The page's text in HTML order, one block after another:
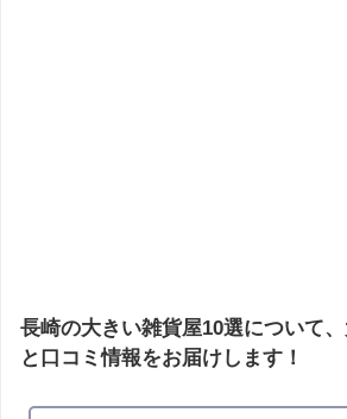
長崎の大きい雑貨屋10選について
と口コミ情報をお届けします！